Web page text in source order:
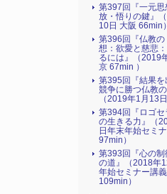
第397回『一元思
放・悟りの鍵』
10日 大阪 66min）
第396回『仏教の
想：欲愛と慈悲
るには』（2019
京 67min ）
第395回『結果を
競争に勝つ仏教の
（2019年1月13
第394回『ロゴ
の生きる力』（
日年末年始セミ
97min）
第393回『心の
の道』（2018年
年始セミナー講
109min）